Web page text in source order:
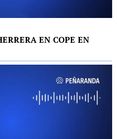
EN COPE EN